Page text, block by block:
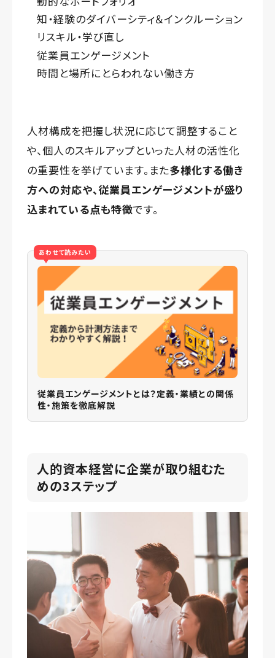
知・経験のダイバーシティ＆インクルーション
リスキル・学び直し
従業員エンゲージメント
時間と場所にとらわれない働き方
人材構成を把握し状況に応じて調整すること
や、個人のスキルアップといった人材の活性化
の重要性を挙げています。また多様化する働き
方への対応や、従業員エンゲージメントが盛り
込まれている点も特徴です。
あわせて読みたい
従業員エンゲージメントとは？定義・業績との関係
性・施策を徹底解説
人的資本経営に企業が取り組むた
めの3ステップ